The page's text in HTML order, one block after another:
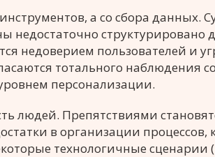
а со сбора данных.
недостаточно
недоверием пользователей и
тотального наблюдения
персонализации.
людей. Препятствиями
в организации процессов,
технологичные сценарии